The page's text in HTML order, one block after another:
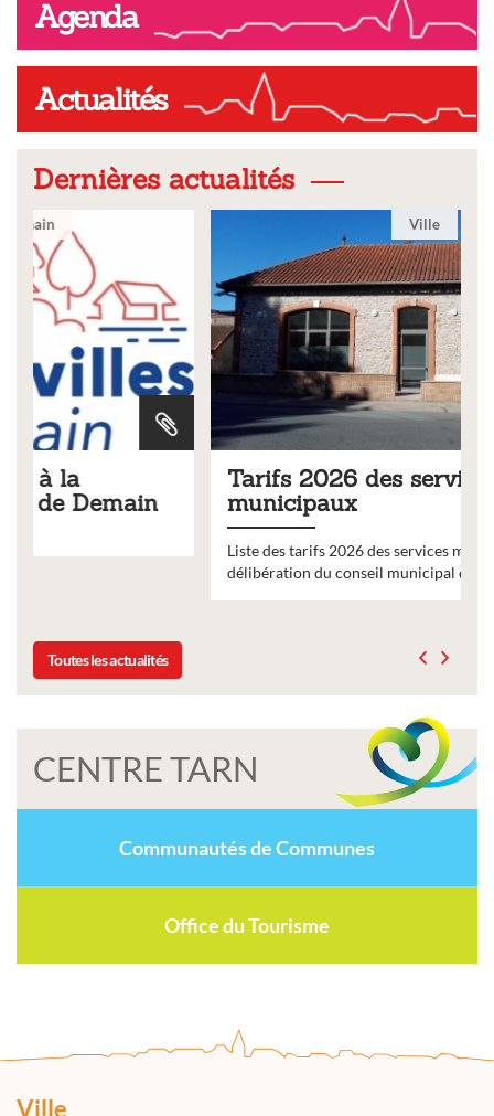
Agenda
Actualités
Dernières actualités
Tarifs 2026 des services
municipaux
Liste des tarifs 2026 des services municipaux,
délibération du conseil municipal du 19 décembre 2025
Toutes les actualités
CENTRE TARN
Communautés de Communes
Office du Tourisme
Ville